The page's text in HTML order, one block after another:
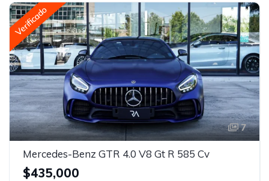
Verificado
7
Mercedes-Benz GTR 4.0 V8 Gt R 585 Cv
$435,000